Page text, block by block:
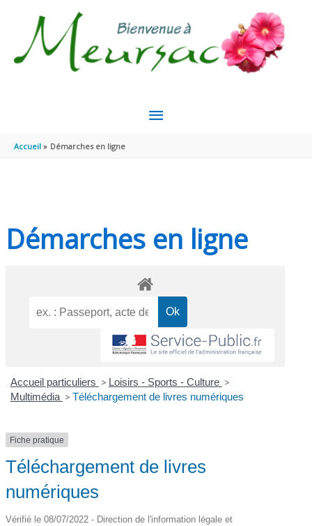
MENU
Accueil Démarches en ligne
Démarches en ligne
Accueil particuliers > Loisirs - Sports - Culture >
Multimédia > Téléchargement de livres numériques
Fiche pratique
Téléchargement de livres
numériques
Vérifié le 08/07/2022 - Direction de l'information légale et